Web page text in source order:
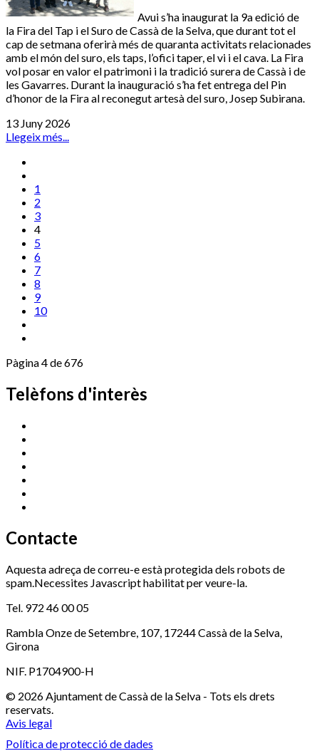
Avui s’ha inaugurat la 9a edició de
la Fira del Tap i el Suro de Cassà de la Selva, que durant tot el
cap de setmana oferirà més de quaranta activitats relacionades
amb el món del suro, els taps, l’ofici taper, el vi i el cava. La Fira
vol posar en valor el patrimoni i la tradició surera de Cassà i de
les Gavarres. Durant la inauguració s’ha fet entrega del Pin
d’honor de la Fira al reconegut artesà del suro, Josep Subirana.
13 Juny 2026
Llegeix més...
1
2
3
4
5
6
7
8
9
10
Pàgina 4 de 676
Telèfons d'interès
Contacte
Aquesta adreça de correu-e està protegida dels robots de
spam.Necessites Javascript habilitat per veure-la.
Tel. 972 46 00 05
Rambla Onze de Setembre, 107, 17244 Cassà de la Selva,
Girona
NIF. P1704900-H
© 2026 Ajuntament de Cassà de la Selva - Tots els drets
reservats.
Avis legal
Política de protecció de dades